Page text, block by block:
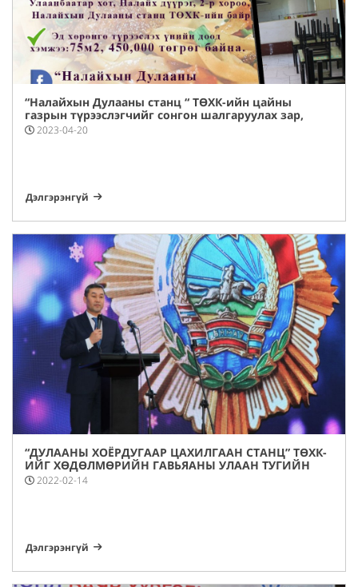
“Налайхын Дулааны станц “ ТӨХК-ийн цайны
газрын түрээслэгчийг сонгон шалгаруулах зар,
2023-04-20
Дэлгэрэнгүй
“ДУЛААНЫ ХОЁРДУГААР ЦАХИЛГААН СТАНЦ” ТӨХК-
ИЙГ ХӨДӨЛМӨРИЙН ГАВЬЯАНЫ УЛААН ТУГИЙН
ОДОНГООР ШАГНАЛАА
2022-02-14
Дэлгэрэнгүй